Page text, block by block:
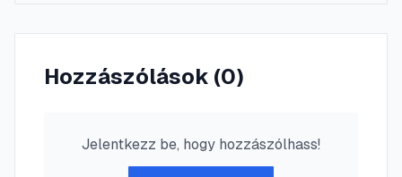
Hozzászólások (0)
Jelentkezz be, hogy hozzászólhass!